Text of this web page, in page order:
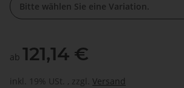
Bitte wählen Sie eine Variation.
ab 121,14 €
inkl. 19% USt. , zzgl. Versand